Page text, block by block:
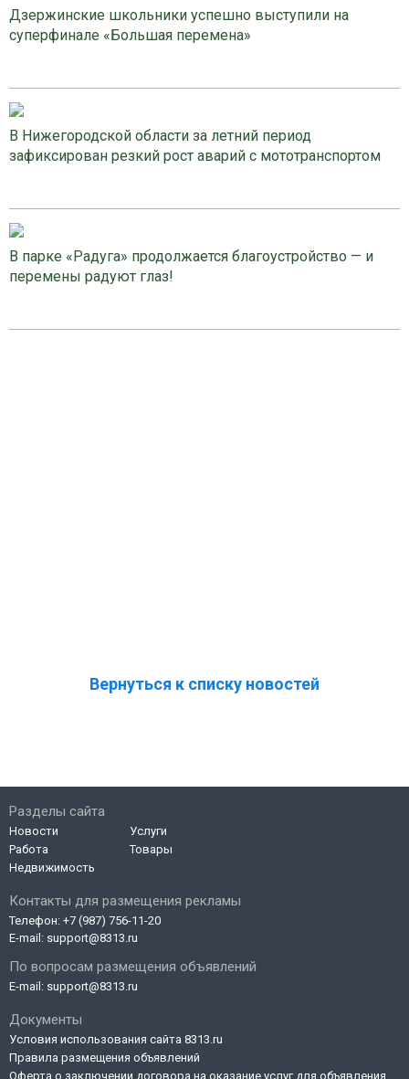
Дзержинские школьники успешно выступили на
суперфинале «Большая перемена»
В Нижегородской области за летний период
зафиксирован резкий рост аварий с мототранспортом
В парке «Радуга» продолжается благоустройство — и
перемены радуют глаз!
Вернуться к списку новостей
Контакты для размещения рекламы
Телефон: +7 (987) 756-11-20
E-mail: support@8313.ru
По вопросам размещения объявлений
E-mail: support@8313.ru
Документы
Условия использования сайта 8313.ru
Правила размещения объявлений
Оферта о заключении договора на оказание услуг для объявления
Разделы сайта
Новости
Работа
Недвижимость
Услуги
Товары